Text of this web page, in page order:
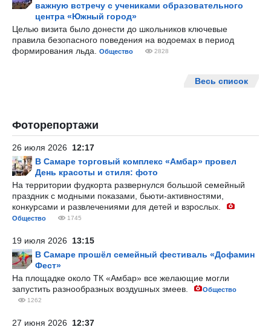
важную встречу с учениками образовательного
центра «Южный город»
Целью визита было донести до школьников ключевые
правила безопасного поведения на водоемах в период
формирования льда.
Общество 2828
Весь список
Фоторепортажи
26 июля 2026 12:17
В Самаре торговый комплекс «Амбар» провел
День красоты и стиля: фото
На территории фудкорта развернулся большой семейный
праздник с модными показами, бьюти-активностями,
конкурсами и развлечениями для детей и взрослых.
Общество 1745
19 июля 2026 13:15
В Самаре прошёл семейный фестиваль «Дофамин
Фест»
На площадке около ТК «Амбар» все желающие могли
запустить разнообразных воздушных змеев.
Общество
1262
27 июня 2026 12:37